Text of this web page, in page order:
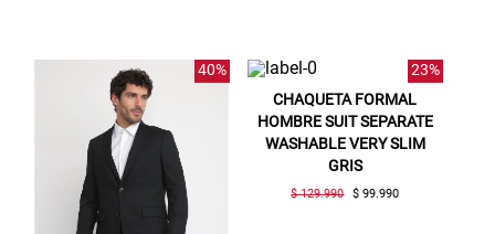
40% 23%
CHAQUETA FORMAL
HOMBRE SUIT SEPARATE
WASHABLE VERY SLIM
GRIS
$ 129.990 $ 99.990